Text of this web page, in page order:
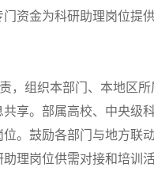
资金为科研助理岗位提
组织本部门、本地区所
享。部属高校、中央级
。鼓励各部门与地方联
理岗位供需对接和培训